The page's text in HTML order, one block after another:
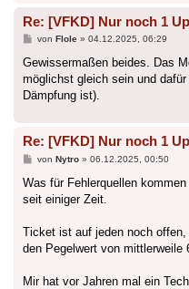
Re: [VFKD] Nur noch 1
Beitrag
von Flole» 04.12.2025, 06:29
Gewissermaßen beides. Das
möglichst gleich sein und
Dämpfung ist).
Re: [VFKD] Nur noch 1
Beitrag
von Nytro» 06.12.2025, 00:50
Was für Fehlerquellen
seit einiger Zeit.
Ticket ist auf jeden noch
den Pegelwert von mittlerweile
Mir hat vor Jahren mal ein